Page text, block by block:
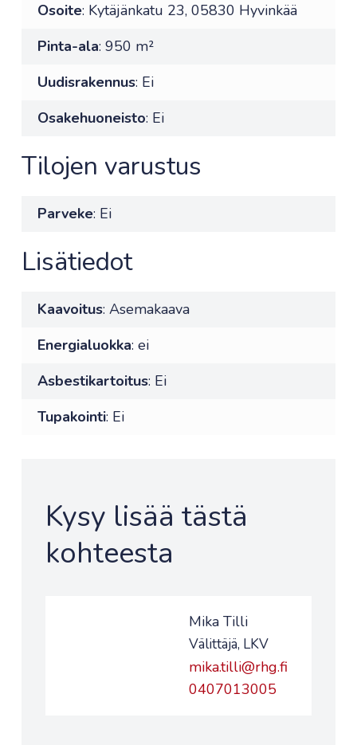
Osoite: Kytäjänkatu 23, 05830 Hyvinkää
Pinta-ala: 950 m²
Uudisrakennus: Ei
Osakehuoneisto: Ei
Tilojen varustus
Parveke: Ei
Lisätiedot
Kaavoitus: Asemakaava
Energialuokka: ei
Asbestikartoitus: Ei
Tupakointi: Ei
Kysy lisää tästä
kohteesta
Mika Tilli
Välittäjä, LKV
mika.tilli@rhg.fi
0407013005